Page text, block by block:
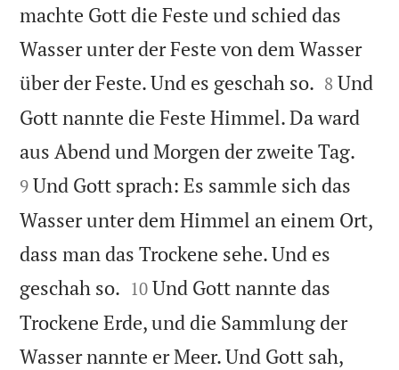
machte Gott die Feste und schied das
Wasser unter der Feste von dem Wasser
über der Feste. Und es geschah so. 

8 Und
Gott nannte die Feste Himmel. Da ward
aus Abend und Morgen der zweite Tag.
9 Und Gott sprach: Es sammle sich das
Wasser unter dem Himmel an einem Ort,
dass man das Trockene sehe. Und es
geschah so. 

10 Und Gott nannte das
Trockene Erde, und die Sammlung der
Wasser nannte er Meer. Und Gott sah,